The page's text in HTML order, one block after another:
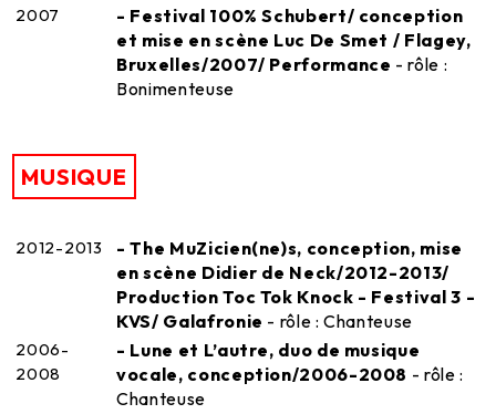
2007
- Festival 100% Schubert/ conception
et mise en scène Luc De Smet / Flagey,
Bruxelles/2007/ Performance - rôle :
Bonimenteuse
MUSIQUE
2012-2013
- The MuZicien(ne)s, conception, mise
en scène Didier de Neck/2012-2013/
Production Toc Tok Knock - Festival 3 -
KVS/ Galafronie - rôle : Chanteuse
2006-
2008
- Lune et L’autre, duo de musique
vocale, conception/2006-2008 - rôle :
Chanteuse